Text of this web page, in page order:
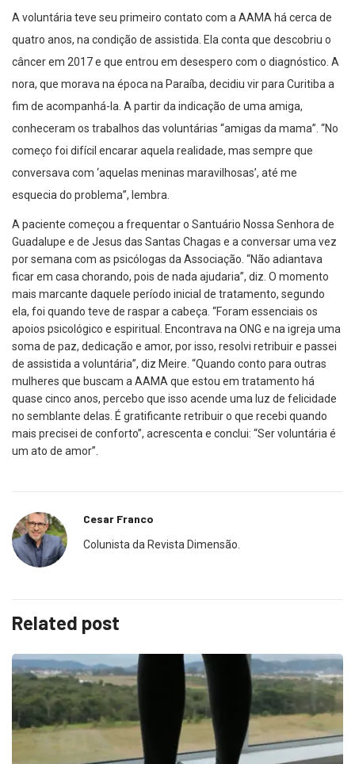
A voluntária teve seu primeiro contato com a AAMA há cerca de
quatro anos, na condição de assistida. Ela conta que descobriu o
câncer em 2017 e que entrou em desespero com o diagnóstico. A
nora, que morava na época na Paraíba, decidiu vir para Curitiba a
fim de acompanhá-la. A partir da indicação de uma amiga,
conheceram os trabalhos das voluntárias “amigas da mama”. “No
começo foi difícil encarar aquela realidade, mas sempre que
conversava com ‘aquelas meninas maravilhosas’, até me
esquecia do problema”, lembra.
A paciente começou a frequentar o Santuário Nossa Senhora de
Guadalupe e de Jesus das Santas Chagas e a conversar uma vez
por semana com as psicólogas da Associação. “Não adiantava
ficar em casa chorando, pois de nada ajudaria”, diz. O momento
mais marcante daquele período inicial de tratamento, segundo
ela, foi quando teve de raspar a cabeça. “Foram essenciais os
apoios psicológico e espiritual. Encontrava na ONG e na igreja uma
soma de paz, dedicação e amor, por isso, resolvi retribuir e passei
de assistida a voluntária”, diz Meire. “Quando conto para outras
mulheres que buscam a AAMA que estou em tratamento há
quase cinco anos, percebo que isso acende uma luz de felicidade
no semblante delas. É gratificante retribuir o que recebi quando
mais precisei de conforto”, acrescenta e conclui: “Ser voluntária é
um ato de amor”.
Cesar Franco
Colunista da Revista Dimensão.
Related post